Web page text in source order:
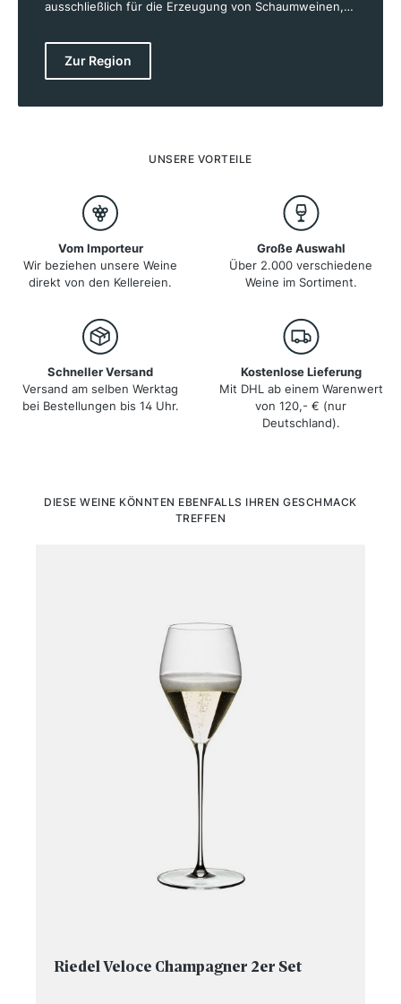
ausschließlich für die Erzeugung von Schaumweinen,
und Genuss gelten. Die Herstellung des Champagners
begann vor über 250 Jahren, und seither hat dieser
nördlichsten Weinbaugebiete der Welt, verleiht den
wird aus den Rebsorten Pinot Noir, Pinot Meunier und
Kreideböden der Region gedeihen und dem
Champagner seine unverwechselbare Vielschichtigkeit
und Komplexität verleihen.
Zur Region
UNSERE VORTEILE
Vom Importeur
Wir beziehen unsere Weine
direkt von den Kellereien.
Große Auswahl
Über 2.000 verschiedene
Weine im Sortiment.
Schneller Versand
Versand am selben Werktag
bei Bestellungen bis 14 Uhr.
Kostenlose Lieferung
Mit DHL ab einem Warenwert
von 120,- € (nur
Deutschland).
Produktgalerie überspringen
DIESE WEINE KÖNNTEN EBENFALLS IHREN GESCHMACK
TREFFEN
Riedel Veloce Champagner 2er Set